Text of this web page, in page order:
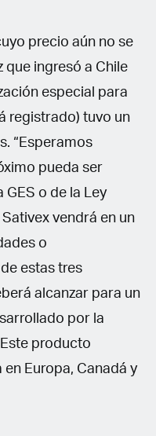
precio aún no se
que ingresó a Chile
especial para
registrado) tuvo un
“Esperamos
pueda ser
o de la Ley
vendrá en un
o
estas tres
alcanzar para un
por la
producto
Europa, Canadá y